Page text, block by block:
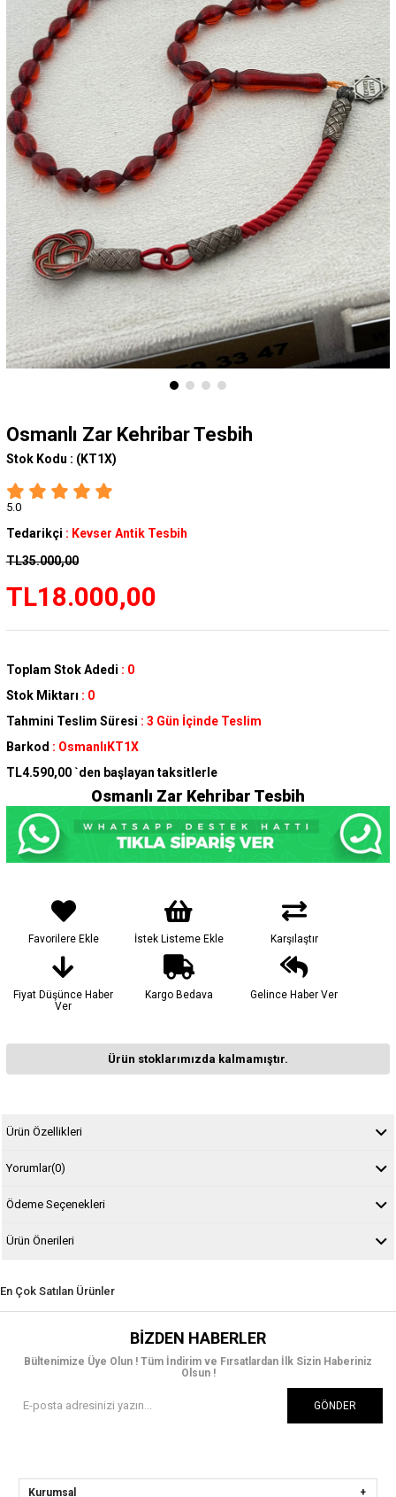
Osmanlı Zar Kehribar Tesbih
Stok Kodu : (KT1X)
5.0
Tedarikçi : Kevser Antik Tesbih
TL35.000,00
TL18.000,00
Toplam Stok Adedi : 0
Stok Miktarı : 0
Tahmini Teslim Süresi : 3 Gün İçinde Teslim
Barkod : OsmanlıKT1X
TL4.590,00 `den başlayan taksitlerle
Osmanlı Zar Kehribar Tesbih
Favorilere Ekle İstek Listeme Ekle Karşılaştır
Fiyat Düşünce Haber
Ver
Kargo Bedava Gelince Haber Ver
Ürün stoklarımızda kalmamıştır.
Ürün Özellikleri
Yorumlar(0)
Ödeme Seçenekleri
Ürün Önerileri
En Çok Satılan Ürünler
BIZDEN HABERLER
Bültenimize Üye Olun ! Tüm İndirim ve Fırsatlardan İlk Sizin Haberiniz
Olsun !
GÖNDER
Kurumsal